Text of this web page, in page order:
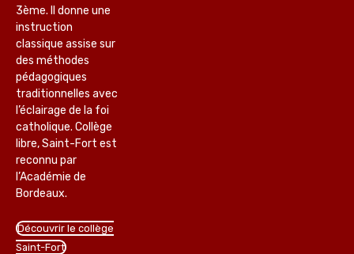
3ème. Il donne une
instruction
classique assise sur
des méthodes
pédagogiques
traditionnelles avec
l’éclairage de la foi
catholique. Collège
libre, Saint-Fort est
reconnu par
l’Académie de
Bordeaux.
Découvrir le collège
Saint-Fort